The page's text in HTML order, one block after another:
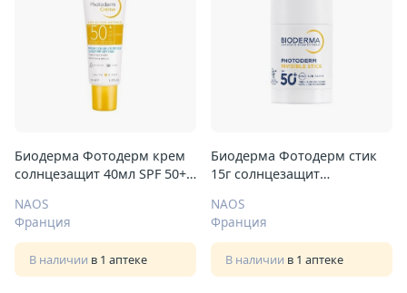
Биодерма Фотодерм крем
солнцезащит 40мл SPF 50+
NAOS
Франция
В наличии в 1 аптеке
Биодерма Фотодерм стик
15г солнцезащит
NAOS
Франция
В наличии в 1 аптеке